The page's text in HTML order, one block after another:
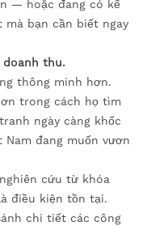
— hoặc đang có kế
bạn cần biết ngay
doanh thu.
thông minh hơn.
trong cách họ tìm
ngày càng khốc
đang muốn vươn
cứu từ khóa
điều kiện tồn tại.
chi tiết các công